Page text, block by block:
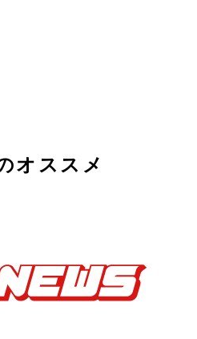
オススメ